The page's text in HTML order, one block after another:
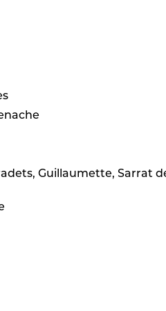
Guillaumette, Sarrat